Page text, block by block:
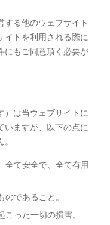
する他のウェブサイト
イトを利用される際に
にもご同意頂く必要が
）は当ウェブサイトに
いますが、以下の点に
全て安全で、全て有用
であること。
った一切の損害。